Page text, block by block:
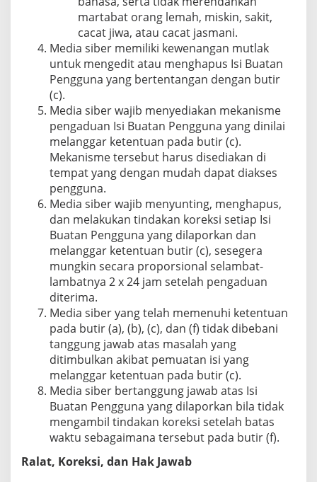
martabat orang lemah, miskin, sakit,
cacat jiwa, atau cacat jasmani.
Media siber memiliki kewenangan mutlak
untuk mengedit atau menghapus Isi Buatan
Pengguna yang bertentangan dengan butir
(c).
Media siber wajib menyediakan mekanisme
pengaduan Isi Buatan Pengguna yang dinilai
melanggar ketentuan pada butir (c).
Mekanisme tersebut harus disediakan di
tempat yang dengan mudah dapat diakses
pengguna.
Media siber wajib menyunting, menghapus,
dan melakukan tindakan koreksi setiap Isi
Buatan Pengguna yang dilaporkan dan
melanggar ketentuan butir (c), sesegera
mungkin secara proporsional selambat-
lambatnya 2 x 24 jam setelah pengaduan
diterima.
Media siber yang telah memenuhi ketentuan
pada butir (a), (b), (c), dan (f) tidak dibebani
tanggung jawab atas masalah yang
ditimbulkan akibat pemuatan isi yang
melanggar ketentuan pada butir (c).
Media siber bertanggung jawab atas Isi
Buatan Pengguna yang dilaporkan bila tidak
mengambil tindakan koreksi setelah batas
waktu sebagaimana tersebut pada butir (f).
Ralat, Koreksi, dan Hak Jawab